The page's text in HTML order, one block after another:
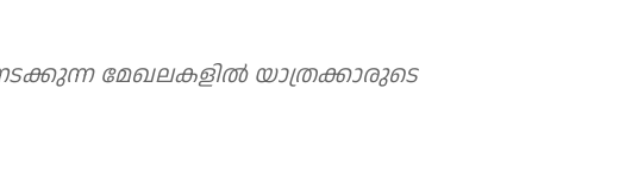
മേഖലകളിൽ യാത്രക്കാരുടെ